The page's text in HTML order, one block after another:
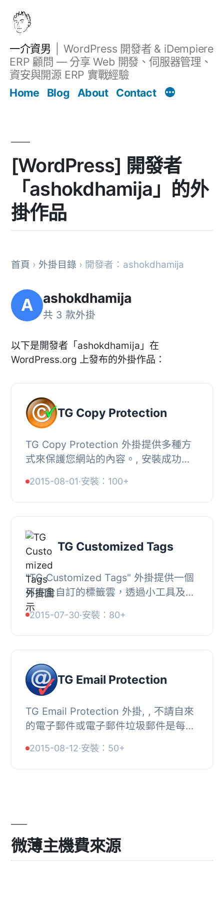
一介資男
WordPress 開發者 & iDempiere
ERP 顧問 — 分享 Web 開發、伺服器管理、
資安與開源 ERP 實戰經驗
Home
Blog About Contact
[WordPress] 開發者
「ashokdhamija」的外
掛作品
首頁 › 外掛目錄 › 開發者：ashokdhamija
A ashokdhamija
共 3 款外掛
以下是開發者「ashokdhamija」在
WordPress.org 上發布的外掛作品：
TG Copy Protection
TG Copy Protection 外掛提供多種方
式來保護您網站的內容。, 安裝成功
理頁面的「設定」選單，您將會看到
TG Copy Protecti...
2015-08-01·安裝：100+
TG Customized Tags
"TG Customized Tags" 外掛提供一個
可完全自訂的標籤雲，透過小工具及短
代碼顯示標籤、分類或其他分類法。安
裝完成後，這個外掛的設定可以在
WordPress 網站...
2015-07-30·安裝：80+
TG Email Protection
TG Email Protection 外掛, , 不請自來
的電子郵件或電子郵件垃圾郵件是每天
送的所有電子郵件約有90％是垃圾郵
件。據估計...
2015-08-12·安裝：50+
微薄主機費來源
文章